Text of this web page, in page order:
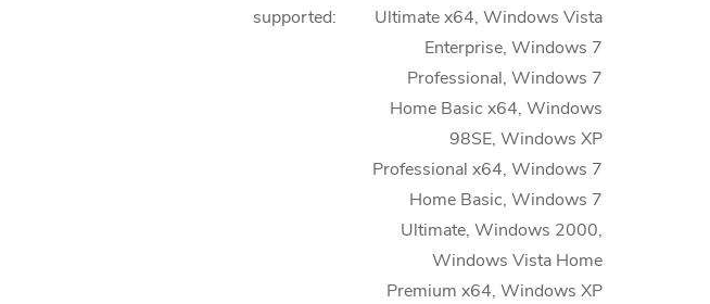
supported:
Ultimate x64, Windows Vista
Enterprise, Windows 7
Professional, Windows 7
Home Basic x64, Windows
98SE, Windows XP
Professional x64, Windows 7
Home Basic, Windows 7
Ultimate, Windows 2000,
Windows Vista Home
Premium x64, Windows XP